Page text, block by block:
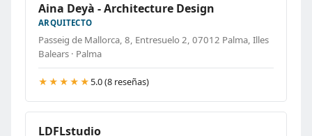
Aina Deyà - Architecture Design
ARQUITECTO
Passeig de Mallorca, 8, Entresuelo 2, 07012 Palma, Illes
Balears · Palma
★★★★★ 5.0 (8 reseñas)
LDFLstudio